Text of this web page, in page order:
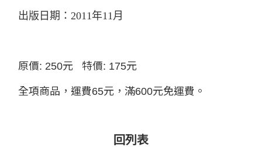
出版日期：2011年11月
原價: 250元 特價: 175元
全項商品，運費65元，滿600元免運費。
回列表